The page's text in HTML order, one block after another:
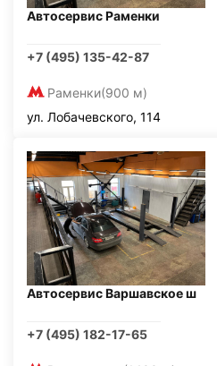
Автосервис Раменки
+7 (495) 135-42-87
Раменки(900 м)
ул. Лобачевского, 114
Автосервис Варшавское ш
+7 (495) 182-17-65